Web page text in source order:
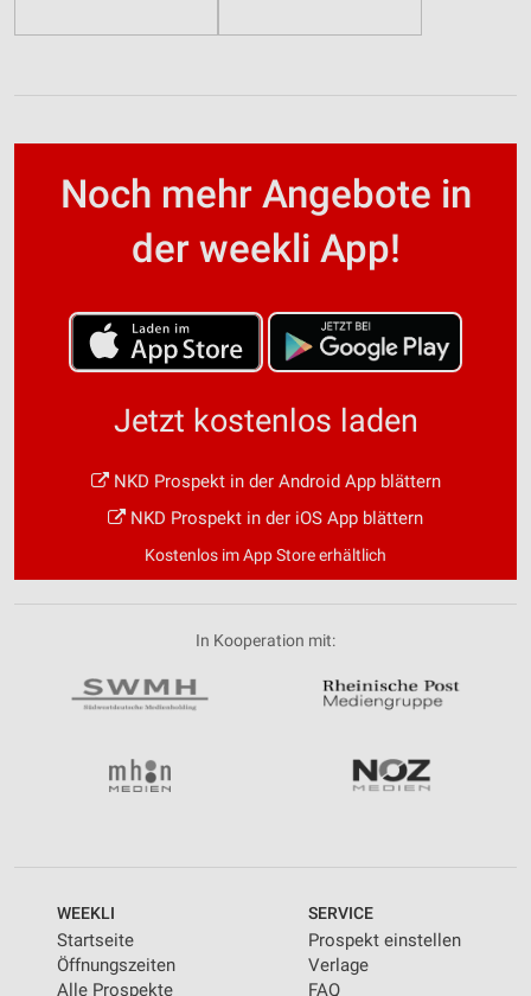
Noch mehr Angebote in
der weekli App!
Jetzt kostenlos laden
NKD Prospekt in der Android App blättern
NKD Prospekt in der iOS App blättern
Kostenlos im App Store erhältlich
In Kooperation mit:
WEEKLI
Startseite
Öffnungszeiten
Alle Prospekte
SERVICE
Prospekt einstellen
Verlage
FAQ